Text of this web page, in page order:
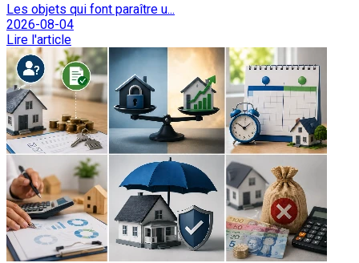
Les objets qui font paraître u...
2026-08-04
Lire l'article